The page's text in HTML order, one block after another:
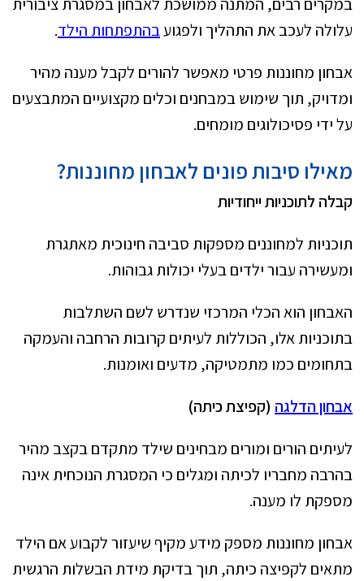
במקרים רבים, המתנה ממושכת לאבחון במסגרת ציבורית
עלולה לעכב את התהליך ולפגועבהתפתחות הילד.
אבחון מחוננות פרטי מאפשר להורים לקבל מענה מהיר
ומדויק, תוך שימוש במבחנים וכלים מקצועיים המתבצעים
על ידי פסיכולוגים מומחים.
מאילו סיבות פונים לאבחון מחוננות?
קבלה לתוכניות ייחודיות
תוכניות למחוננים מספקות סביבה חינוכית מאתגרת
ומעשירה עבור ילדים בעלי יכולות גבוהות.
האבחון הוא הכלי המרכזי שנדרש לשם השתלבות
בתוכניות אלו, הכוללות לעיתים קרובות הרחבה והעמקה
בתחומים כמו מתמטיקה, מדעים ואומנות.
אבחון הדלגה (קפיצת כיתה)
לעיתים הורים ומורים מבחינים שילד מתקדם בקצב מהיר
בהרבה מחבריו לכיתה ומגלים כי המסגרת הנוכחית אינה
מספקת לו מענה.
אבחון מחוננות מספק מידע מקיף שיעזור לקבוע אם הילד
מתאים לקפיצה כיתה, תוך בדיקת מידת הבשלות הרגשית